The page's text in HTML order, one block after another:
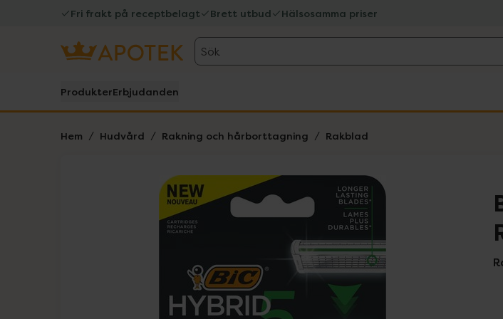
Fri frakt på receptbelagt Brett utbud Hälsosamma priser
Sök
ProdukterErbjudanden
Hem Hudvård Rakning och hårborttagning Rakblad
Lista: . Innehåller 1 objekt.
Hoppa över Lista